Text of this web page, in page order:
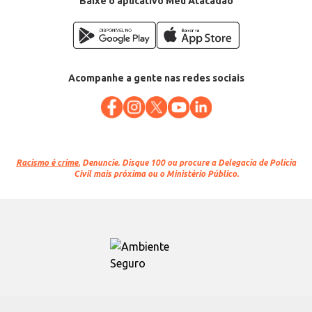
Acompanhe a gente nas redes sociais
Racismo é crime. Denuncie. Disque 100 ou procure a Delegacia de Polícia
Civil mais próxima ou o Ministério Público.